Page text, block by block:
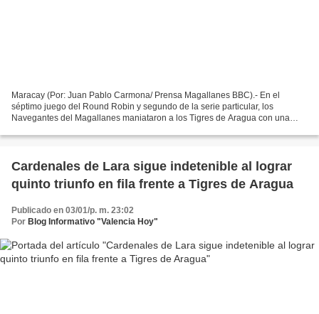
Maracay (Por: Juan Pablo Carmona/ Prensa Magallanes BBC).- En el
séptimo juego del Round Robin y segundo de la serie particular, los
Navegantes del Magallanes maniataron a los Tigres de Aragua con una
Cardenales de Lara sigue indetenible al lograr
quinto triunfo en fila frente a Tigres de Aragua
Publicado en 03/01/p. m. 23:02
Por Blog Informativo "Valencia Hoy"